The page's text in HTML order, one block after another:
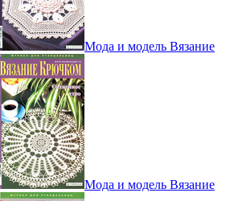
Мода и модель Вязание
Мода и модель Вязание